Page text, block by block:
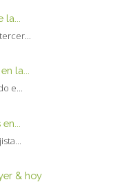
la...
e...
& hoy